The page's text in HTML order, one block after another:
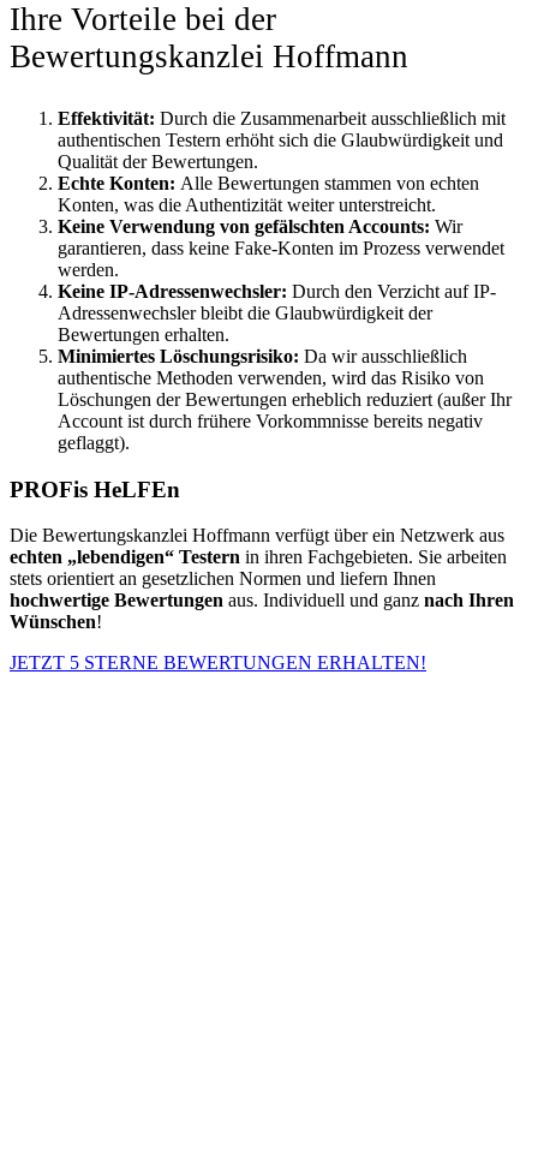
Ihre Vorteile bei der
Bewertungskanzlei Hoffmann
Effektivität: Durch die Zusammenarbeit ausschließlich mit
authentischen Testern erhöht sich die Glaubwürdigkeit und
Qualität der Bewertungen.
Echte Konten: Alle Bewertungen stammen von echten
Konten, was die Authentizität weiter unterstreicht.
Keine Verwendung von gefälschten Accounts: Wir
garantieren, dass keine Fake-Konten im Prozess verwendet
werden.
Keine IP-Adressenwechsler: Durch den Verzicht auf IP-
Adressenwechsler bleibt die Glaubwürdigkeit der
Bewertungen erhalten.
Minimiertes Löschungsrisiko: Da wir ausschließlich
authentische Methoden verwenden, wird das Risiko von
Löschungen der Bewertungen erheblich reduziert (außer Ihr
Account ist durch frühere Vorkommnisse bereits negativ
geflaggt).
PROFis HeLFEn
Die Bewertungskanzlei Hoffmann verfügt über ein Netzwerk aus
echten „lebendigen“ Testern in ihren Fachgebieten. Sie arbeiten
stets orientiert an gesetzlichen Normen und liefern Ihnen
hochwertige Bewertungen aus. Individuell und ganz nach Ihren
Wünschen!
JETZT 5 STERNE BEWERTUNGEN ERHALTEN!